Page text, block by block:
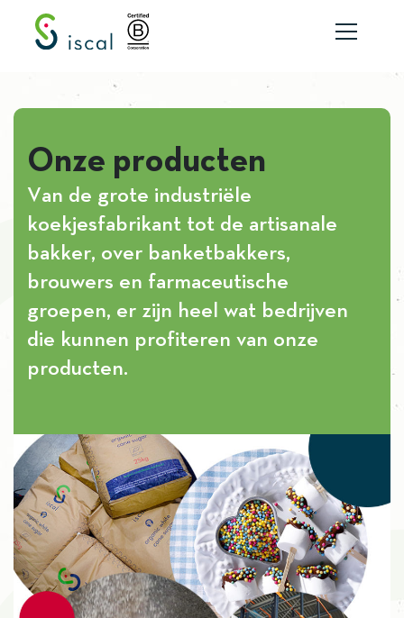
Skip to content
Onze producten
Van de grote industriële
koekjesfabrikant tot de artisanale
bakker, over banketbakkers,
brouwers en farmaceutische
groepen, er zijn heel wat bedrijven
die kunnen profiteren van onze
producten.